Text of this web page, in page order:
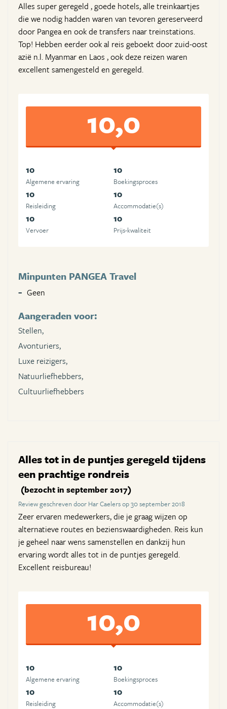
Alles super geregeld , goede hotels, alle treinkaartjes
die we nodig hadden waren van tevoren gereserveerd
door Pangea en ook de transfers naar treinstations.
Top! Hebben eerder ook al reis geboekt door zuid-oost
azië n.l. Myanmar en Laos , ook deze reizen waren
excellent samengesteld en geregeld.
10,0
10
Algemene ervaring
10
Boekingsproces
10
Reisleiding
10
Accommodatie(s)
10
Vervoer
10
Prijs-kwaliteit
Minpunten PANGEA Travel
Geen
Aangeraden voor:
Stellen,
Avonturiers,
Luxe reizigers,
Natuurliefhebbers,
Cultuurliefhebbers
Alles tot in de puntjes geregeld tijdens
een prachtige rondreis
(bezocht in september 2017)
Review geschreven door Har Caelers op 30 september 2018
Zeer ervaren medewerkers, die je graag wijzen op
alternatieve routes en bezienswaardigheden. Reis kun
je geheel naar wens samenstellen en dankzij hun
ervaring wordt alles tot in de puntjes geregeld.
Excellent reisbureau!
10,0
10
Algemene ervaring
10
Boekingsproces
10
Reisleiding
10
Accommodatie(s)